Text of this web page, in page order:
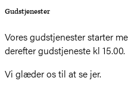
Gudstjenester
Vores gudstjenester starter
derefter gudstjeneste kl 15.00.
Vi glæder os til at se jer.